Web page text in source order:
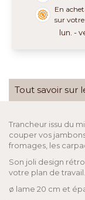
En
sur
lun. -
Tout savoir sur
Trancheur issu du
couper vos
fromages, les
Son joli design
votre plan de travail.
ø lame 20 cm et